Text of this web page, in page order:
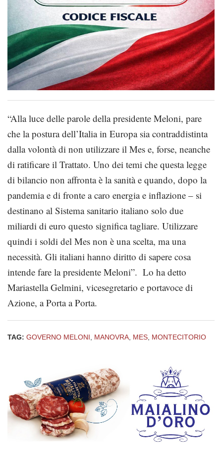
“Alla luce delle parole della presidente Meloni, pare
che la postura dell’Italia in Europa sia contraddistinta
dalla volontà di non utilizzare il Mes e, forse, neanche
di ratificare il Trattato. Uno dei temi che questa legge
di bilancio non affronta è la sanità e quando, dopo la
pandemia e di fronte a caro energia e inflazione – si
destinano al Sistema sanitario italiano solo due
miliardi di euro questo significa tagliare. Utilizzare
quindi i soldi del Mes non è una scelta, ma una
necessità. Gli italiani hanno diritto di sapere cosa
intende fare la presidente Meloni”. Lo ha detto
Mariastella Gelmini, vicesegretario e portavoce di
Azione, a Porta a Porta.
TAG: GOVERNO MELONI MANOVRA MES MONTECITORIO